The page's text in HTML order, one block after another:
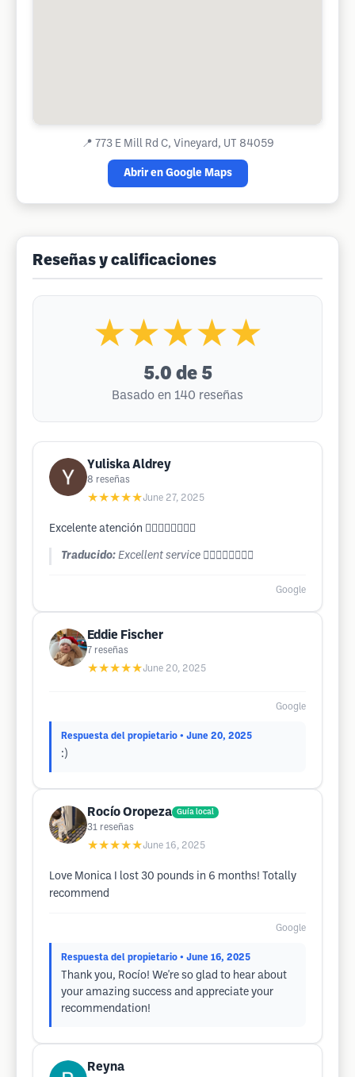
📍 773 E Mill Rd C, Vineyard, UT 84059
Abrir en Google Maps
Reseñas y calificaciones
★★★★★
5.0 de 5
Basado en 140 reseñas
Yuliska Aldrey
8 reseñas
★★★★★June 27, 2025
Excelente atención 👌🏻👏🏻👏🏻👏🏻
Traducido: Excellent service 👌🏻👏🏻👏🏻👏🏻
Google
Eddie Fischer
7 reseñas
★★★★★June 20, 2025
Google
Respuesta del propietario • June 20, 2025
:)
Rocío Oropeza Guía local
31 reseñas
★★★★★June 16, 2025
Love Monica I lost 30 pounds in 6 months! Totally
recommend
Google
Respuesta del propietario • June 16, 2025
Thank you, Rocío! We're so glad to hear about
your amazing success and appreciate your
recommendation!
Reyna